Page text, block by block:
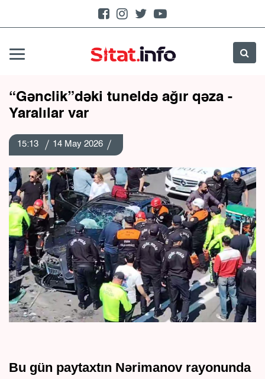
“Gənclik”dəki tuneldə ağır qəza -
Yaralılar var
15:13 14 May 2026
Bu gün paytaxtın Nərimanov rayonunda